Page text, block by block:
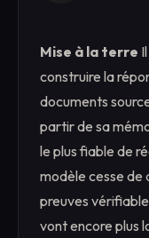
Mise à la terre
construire la
documents
partir de sa
le plus fiable de
modèle cesse de
preuves
vont encore plus